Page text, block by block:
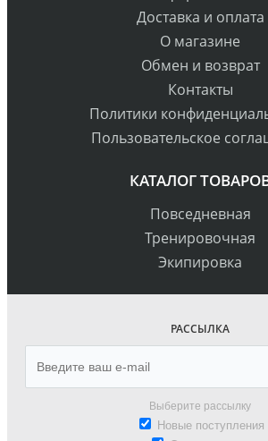
Доставка и оплата
О магазине
Обмен и возврат
Контакты
Политики
Пользовательское
КАТАЛОГ
Повседневная
Тренировочная
Экипировка
РАССЫЛКА
Выберите рассылку
Новые поступления